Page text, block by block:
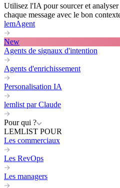
Utilisez l'IA pour sourcer et analyser
chaque message avec le bon
lemAgent
New
Agents de signaux d'intention
Agents d'enrichissement
Personalisation IA
lemlist par Claude
Pour qui ?
LEMLIST POUR
Les commerciaux
Les RevOps
Les managers